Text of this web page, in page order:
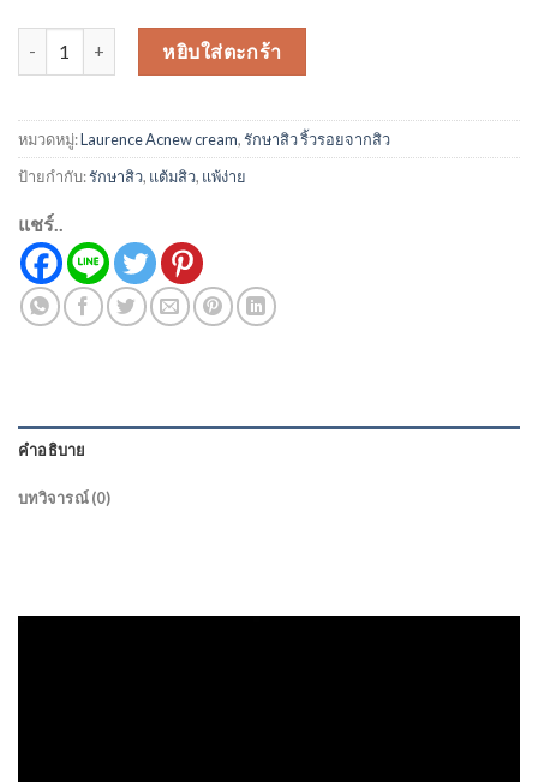
จำนวน Laurence Acnew Cream ชิ้น
หยิบใส่ตะกร้า
หมวดหมู่:Laurence Acnew cream,รักษาสิว ริ้วรอยจากสิว
ป้ายกำกับ:รักษาสิว, แต้มสิว, แพ้ง่าย
แชร์..
คำอธิบาย
บทวิจารณ์ (0)